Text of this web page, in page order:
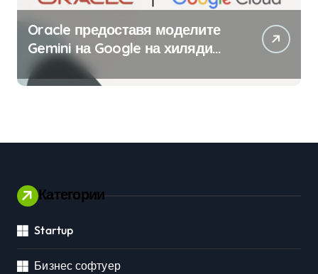
Oracle предоставя моделите
Gemini на Google на хиляди
клиенти на бизнес
приложения
Категории
Startup
Бизнес софтуер